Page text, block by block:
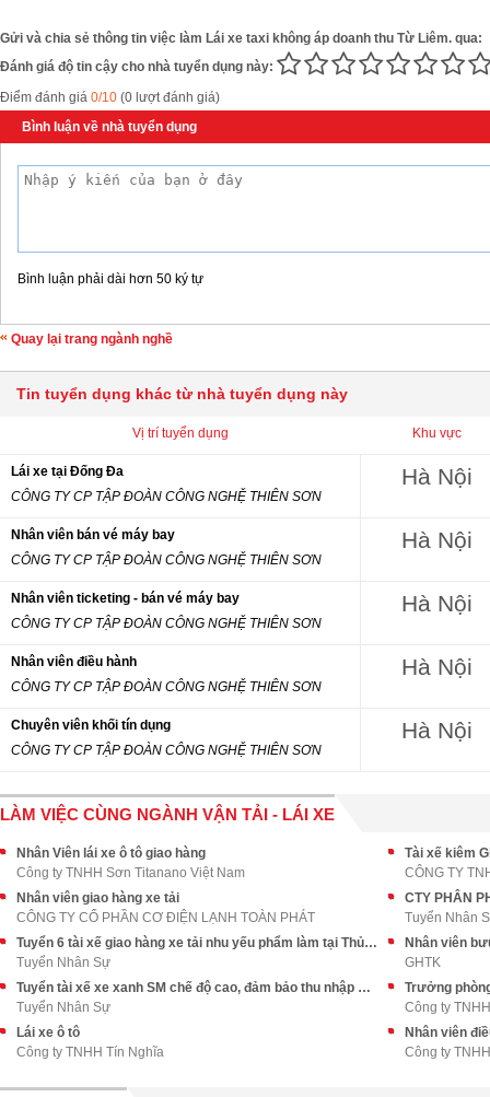
Gửi và chia sẻ thông tin việc làm Lái xe taxi không áp doanh thu Từ Liêm. qua:
Đánh giá độ tin cậy cho nhà tuyển dụng này:
Điểm đánh giá 0/10 (0 lượt đánh giá)
Bình luận về nhà tuyển dụng
Bình luận phải dài hơn 50 ký tự
Quay lại trang ngành nghề
Tin tuyển dụng khác từ nhà tuyển dụng này
Vị trí tuyển dụng Khu vực
Lái xe tại Đống Đa
CÔNG TY CP TẬP ĐOÀN CÔNG NGHỆ THIÊN SƠN
Hà Nội
Nhân viên bán vé máy bay
CÔNG TY CP TẬP ĐOÀN CÔNG NGHỆ THIÊN SƠN
Hà Nội
Nhân viên ticketing - bán vé máy bay
CÔNG TY CP TẬP ĐOÀN CÔNG NGHỆ THIÊN SƠN
Hà Nội
Nhân viên điều hành
CÔNG TY CP TẬP ĐOÀN CÔNG NGHỆ THIÊN SƠN
Hà Nội
Chuyên viên khối tín dụng
CÔNG TY CP TẬP ĐOÀN CÔNG NGHỆ THIÊN SƠN
Hà Nội
LÀM VIỆC CÙNG NGÀNH VẬN TẢI - LÁI XE
Nhân Viên lái xe ô tô giao hàng
Công ty TNHH Sơn Titanano Việt Nam
Tài xế kiêm
CÔNG TY
Nhân viên giao hàng xe tải
CÔNG TY CỔ PHẦN CƠ ĐIỆN LẠNH TOÀN PHÁT
Tuyển Nhân
Tuyển 6 tài xế giao hàng xe tải nhu yếu phẩm làm tại Thủ Đức
Tuyển Nhân Sự
Nhân viên
GHTK
Tuyển tài xế xe xanh SM chế độ cao, đảm bảo thu nhập ổn định
Tuyển Nhân Sự
Trưởng
Công ty
Lái xe ô tô
Công ty TNHH Tín Nghĩa
Nhân viên
Công ty